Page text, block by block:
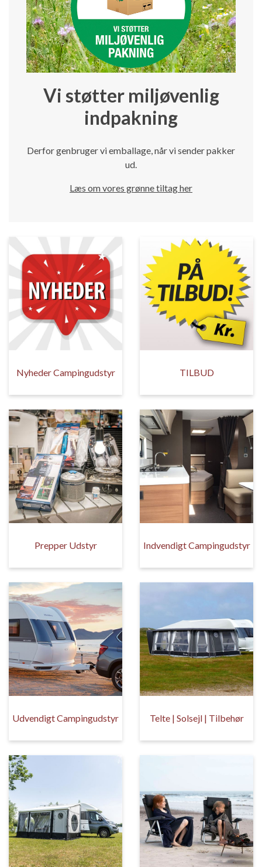
Vi støtter miljøvenlig
indpakning
Derfor genbruger vi emballage, når vi sender pakker
ud.
Læs om vores grønne tiltag her
Nyheder Campingudstyr TILBUD
Prepper Udstyr Indvendigt Campingudstyr
Udvendigt Campingudstyr Telte | Solsejl | Tilbehør